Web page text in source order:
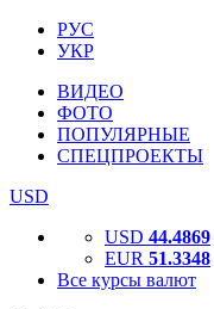
РУС
УКР
ВИДЕО
ФОТО
ПОПУЛЯРНЫЕ
СПЕЦПРОЕКТЫ
USD
USD 44.4869
EUR 51.3348
Все курсы валют